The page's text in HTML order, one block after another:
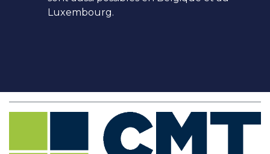
Luxembourg.